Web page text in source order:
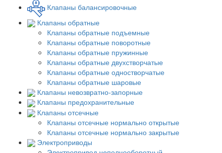
Клапаны балансировочные
Клапаны обратные
Клапаны обратные подъемные
Клапаны обратные поворотные
Клапаны обратные пружинные
Клапаны обратные двухстворчатые
Клапаны обратные одностворчатые
Клапаны обратные шаровые
Клапаны невозвратно-запорные
Клапаны предохранительные
Клапаны отсечные
Клапаны отсечные нормально открытые
Клапаны отсечные нормально закрытые
Электроприводы